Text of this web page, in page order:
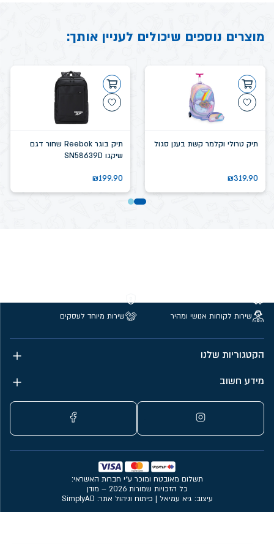
מוצרים נוספים שיכולים לעניין אותך:
תיק טרולי וקלמר קשת בענן סגול
₪319.90
תיק בוגר Reebok שחור דגם
שיקגו SN58639D
₪199.90
שירות לקוחות אנושי ומהיר
שירות מיוחד לעסקים
הקטגוריות שלנו
מידע חשוב
עיצוב: גיא עמיאל | פיתוח וניהול אתר: SimplyAD
תשלום מאובטח ומוכר ע״י חברות האשראי:
כל הזכויות שמורות 2026 – מודן